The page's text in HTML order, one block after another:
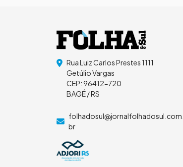
Rua Luiz Carlos Prestes 1111
Getúlio Vargas
CEP: 96412-720
BAGÉ / RS
folhadosul@jornalfolhadosul.com.
br